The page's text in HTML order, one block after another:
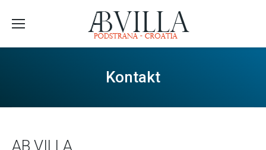
Kontakt
AB VILLA